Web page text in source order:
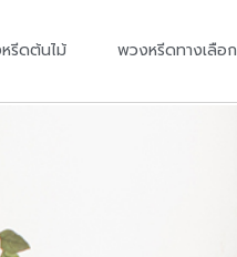
รีดต้นไม้ พวงหรีดทางเลือก